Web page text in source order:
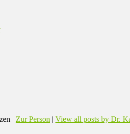
| Zur Person | View all posts by Dr.